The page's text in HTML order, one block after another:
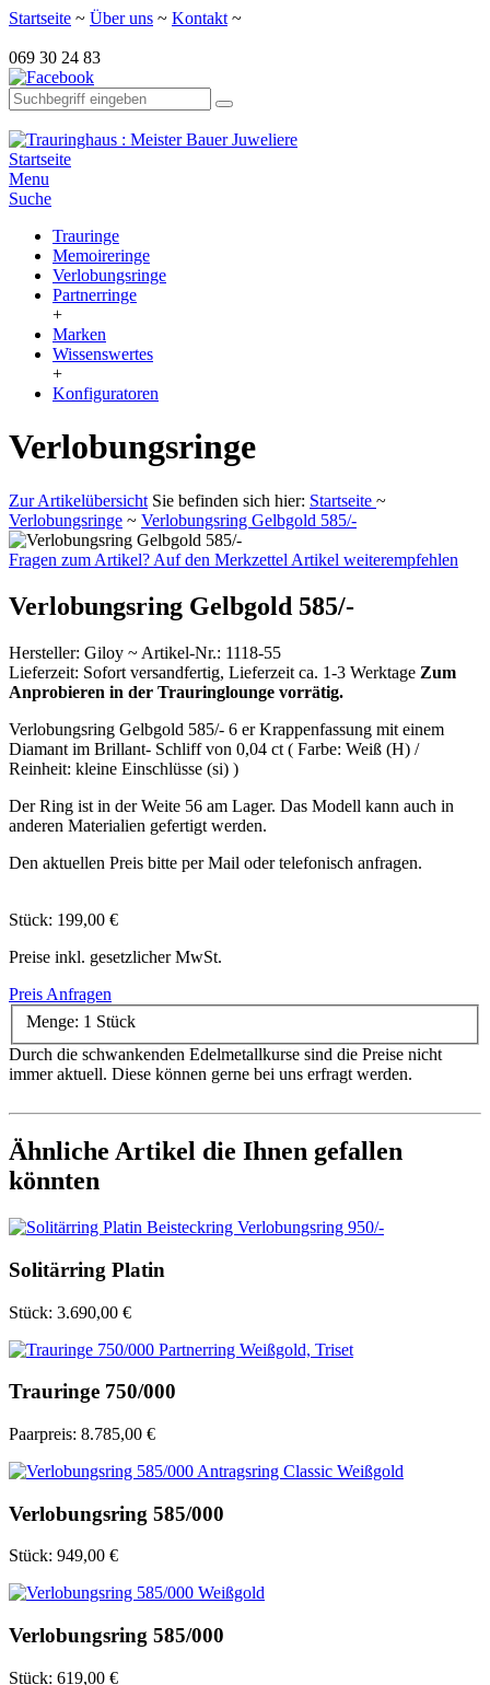
Startseite ~ Über uns ~ Kontakt ~
069 30 24 83
Startseite
Menu
Suche
Trauringe
Memoireringe
Verlobungsringe
Partnerringe
+
Marken
Wissenswertes
+
Konfiguratoren
Verlobungsringe
Zur Artikelübersicht Sie befinden sich hier: Startseite ~
Verlobungsringe ~ Verlobungsring Gelbgold 585/-
Fragen zum Artikel? Auf den Merkzettel Artikel weiterempfehlen
Verlobungsring Gelbgold 585/-
Hersteller: Giloy ~ Artikel-Nr.: 1118-55
Lieferzeit: Sofort versandfertig, Lieferzeit ca. 1-3 Werktage Zum
Anprobieren in der Trauringlounge vorrätig.
Verlobungsring Gelbgold 585/- 6 er Krappenfassung mit einem
Diamant im Brillant- Schliff von 0,04 ct ( Farbe: Weiß (H) /
Reinheit: kleine Einschlüsse (si) )
Der Ring ist in der Weite 56 am Lager. Das Modell kann auch in
anderen Materialien gefertigt werden.
Den aktuellen Preis bitte per Mail oder telefonisch anfragen.
Stück: 199,00 €
Preise inkl. gesetzlicher MwSt.
Preis Anfragen
Menge: 1 Stück
Durch die schwankenden Edelmetallkurse sind die Preise nicht
immer aktuell. Diese können gerne bei uns erfragt werden.
Ähnliche Artikel die Ihnen gefallen
könnten
Solitärring Platin
Stück: 3.690,00 €
Trauringe 750/000
Paarpreis: 8.785,00 €
Verlobungsring 585/000
Stück: 949,00 €
Verlobungsring 585/000
Stück: 619,00 €